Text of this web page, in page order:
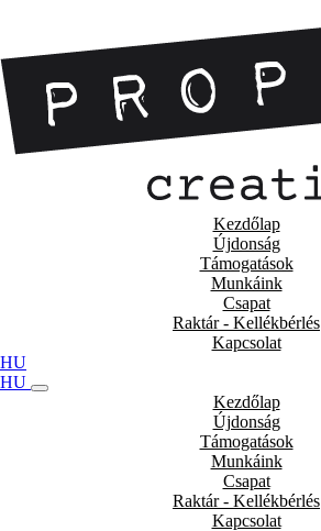
Kezdőlap
Újdonság
Támogatások
Munkáink
Csapat
Raktár - Kellékbérlés
Kapcsolat
HU
HU
Kezdőlap
Újdonság
Támogatások
Munkáink
Csapat
Raktár - Kellékbérlés
Kapcsolat